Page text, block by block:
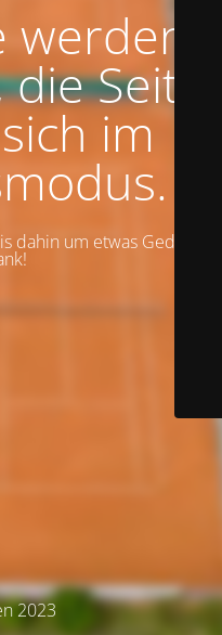
werden
Seite
im
um etwas Geduld.
2023